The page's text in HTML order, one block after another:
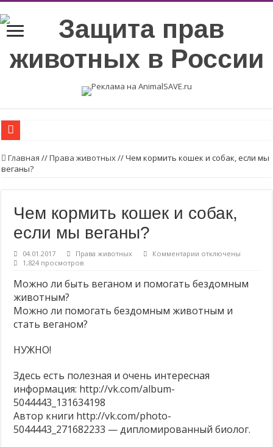
Пожалуйста, объясните жителям вашего города, почему нельзя покупать
Вегетарианские продукты с высоким содержанием протеинов.
Возьмите в семью животное из приюта или с улицы.
Стерилизуйте животных
Молоко — без слёз коров и телят! ❤
Продажа кошек, собак и кроликов запрещена!
Есть альтернативы опытам на животных — почему бы их не использовать?
Главная //Права животных//Чем кормить кошек и собак, если мы
веганы?
Чем кормить кошек и собак,
если мы веганы?
04.01.2017 Права животных Комментарии к
кормить
кошек
собак,
если
отключены
1,824 просмотров
Можно ли быть веганом и помогать бездомным
животным?
Можно ли помогать бездомным животным и
стать веганом?
НУЖНО!
Здесь есть полезная и очень интересная
информация: http://vk.com/album-
5044443_131634198
Автор книги http://vk.com/photo-
5044443_271682233 — дипломированный биолог.